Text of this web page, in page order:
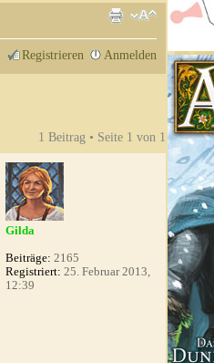
Registrieren Anmelden
1 Beitrag • Seite 1 von 1
Gilda
Beiträge: 2165
Registriert: 25. Februar 2013,
12:39